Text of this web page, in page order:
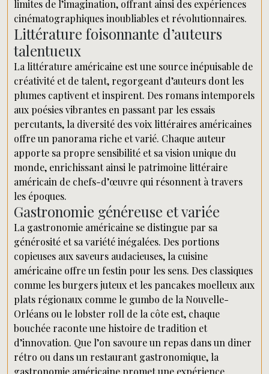
limites de l’imagination, offrant ainsi des expériences
cinématographiques inoubliables et révolutionnaires.
Littérature foisonnante d’auteurs
talentueux
La littérature américaine est une source inépuisable de
créativité et de talent, regorgeant d’auteurs dont les
plumes captivent et inspirent. Des romans intemporels
aux poésies vibrantes en passant par les essais
percutants, la diversité des voix littéraires américaines
offre un panorama riche et varié. Chaque auteur
apporte sa propre sensibilité et sa vision unique du
monde, enrichissant ainsi le patrimoine littéraire
américain de chefs-d’œuvre qui résonnent à travers
les époques.
Gastronomie généreuse et variée
La gastronomie américaine se distingue par sa
générosité et sa variété inégalées. Des portions
copieuses aux saveurs audacieuses, la cuisine
américaine offre un festin pour les sens. Des classiques
comme les burgers juteux et les pancakes moelleux aux
plats régionaux comme le gumbo de la Nouvelle-
Orléans ou le lobster roll de la côte est, chaque
bouchée raconte une histoire de tradition et
d’innovation. Que l’on savoure un repas dans un diner
rétro ou dans un restaurant gastronomique, la
gastronomie américaine promet une expérience